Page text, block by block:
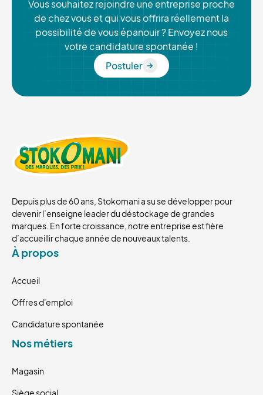
Vous souhaitez rejoindre une entreprise proche
de chez vous et qui vous offrira réellement la
possibilité de vous épanouir ? Envoyez nous
votre candidature spontanée !
Postuler
Postuler
Depuis plus de 60 ans, Stokomani a su se développer pour
devenir l’enseigne leader du déstockage de grandes
marques. En forte croissance, notre entreprise est fière
d’accueillir chaque année de nouveaux talents.
À propos
Accueil
Offres d'emploi
Candidature spontanée
Nos métiers
Magasin
Siège social